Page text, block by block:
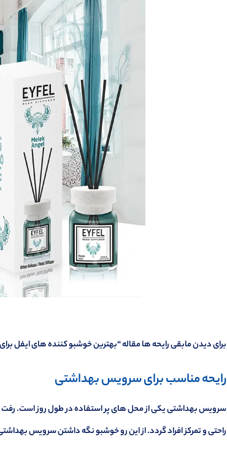
برای دیدن مابقی رایحه ها مقاله “بهترین خوشبو کننده های ایفل
رایحه مناسب برای سرویس بهداشتی
سرویس بهداشتی یکی از محل های پر استفاده در طول روز است. رفت
راحتی و تمرکز افراد گردد. از این رو خوشبو نگه داشتن سرویس